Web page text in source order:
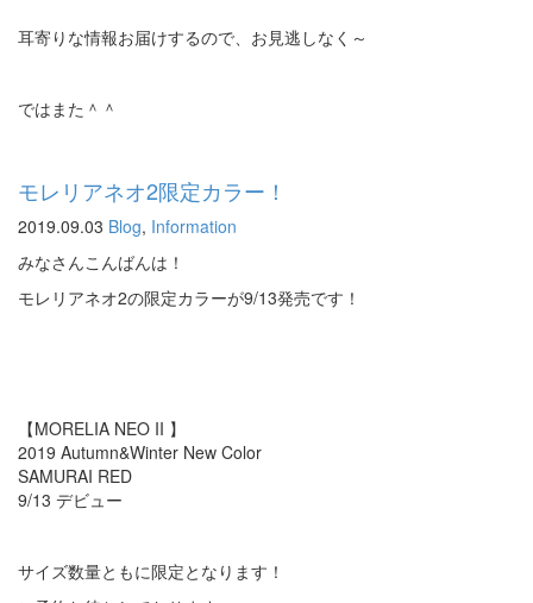
耳寄りな情報お届けするので、お見逃しなく～
ではまた＾＾
モレリアネオ2限定カラー！
2019.09.03 Blog, Information
みなさんこんばんは！
モレリアネオ2の限定カラーが9/13発売です！
【MORELIA NEO II 】
2019 Autumn&Winter New Color
SAMURAI RED
9/13 デビュー
サイズ数量ともに限定となります！